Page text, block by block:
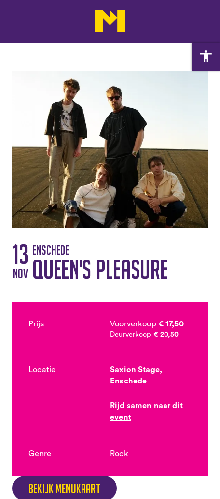
13
nov
Enschede
Queen's Pleasure
Prijs Voorverkoop € 17,50
Deurverkoop € 20,50
Locatie
Saxion Stage,
Enschede
Rijd samen naar dit
event
Genre Rock
Bekijk menukaart